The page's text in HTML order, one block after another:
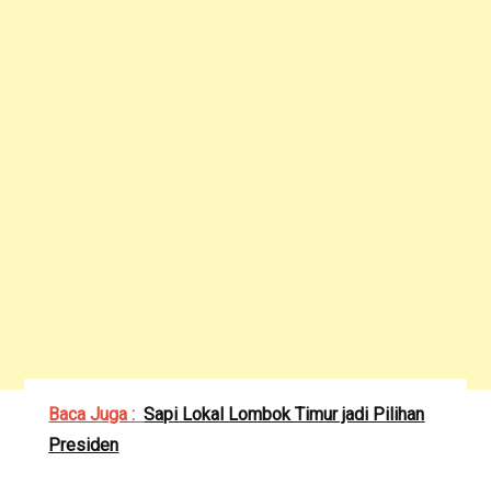
Baca Juga : Sapi Lokal Lombok Timur jadi Pilihan
Presiden